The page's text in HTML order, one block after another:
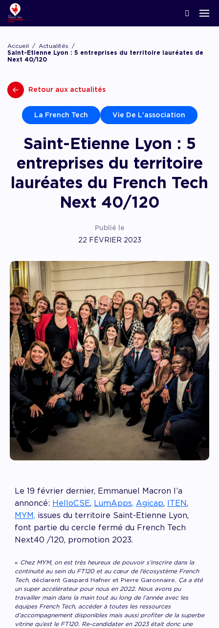
Les groupes de travail
Agenda
Les appels
Appel à candidatures, appel à manifestation
Lyon Start Up
Offres d’emploi
Panoramas
Chatbot financement
Chatbot accompagnement
Accueil
Actualités
Saint-Etienne Lyon : 5 entreprises du territoire lauréates de
Next 40/120
Retour aux actualités
La French Tech Vie De L'association
Saint-Etienne Lyon : 5
entreprises du territoire
lauréates du French Tech
Next 40/120
Publié le
22 FÉVRIER 2023
Le 19 février dernier, Emmanuel Macron l’a
annoncé: HelloCSE, LumApps, Agicap, ITEN,
MYM, issues du territoire Saint-Etienne Lyon,
font partie du cercle fermé du French Tech
Next40 /120, promotion 2023.
« Chez MYM, on est très heureux de pouvoir s’inscrire dans la
continuité au sein du FT120 et au cœur de l’écosystème French
Tech, déclarent Gaspard Hafner et Pierre Garonnaire, Ça a été
un super accélérateur pour nous en 2022. Nous avons pu
travailler main dans la main tout au long de l’année avec les
équipes French Tech, accéder à toutes les ressources
d’accompagnement disponibles mais aussi profiter de la superbe
vitrine qu’est le FT120. Re-candidater en 2023 était donc une